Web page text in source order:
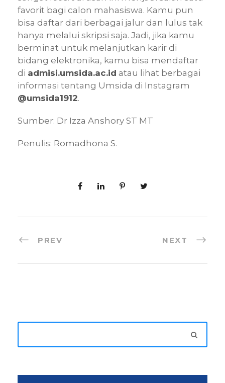
favorit bagi calon mahasiswa. Kamu pun
bisa daftar dari berbagai jalur dan lulus tak
hanya melalui skripsi saja. Jadi, jika kamu
berminat untuk melanjutkan karir di
bidang elektronika, kamu bisa mendaftar
di admisi.umsida.ac.id atau lihat berbagai
informasi tentang Umsida di Instagram
@umsida1912.
Sumber: Dr Izza Anshory ST MT
Penulis: Romadhona S.
PREV NEXT